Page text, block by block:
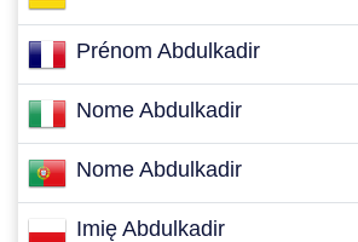
Prénom Abdulkadir
Nome Abdulkadir
Nome Abdulkadir
Imię Abdulkadir